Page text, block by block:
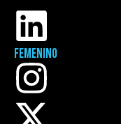
Femenino